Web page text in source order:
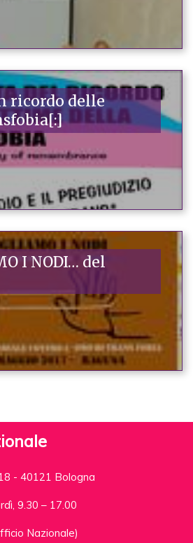
ricordo delle
I NODI… del
- 40121 Bologna
9.30 – 17.00
Nazionale)